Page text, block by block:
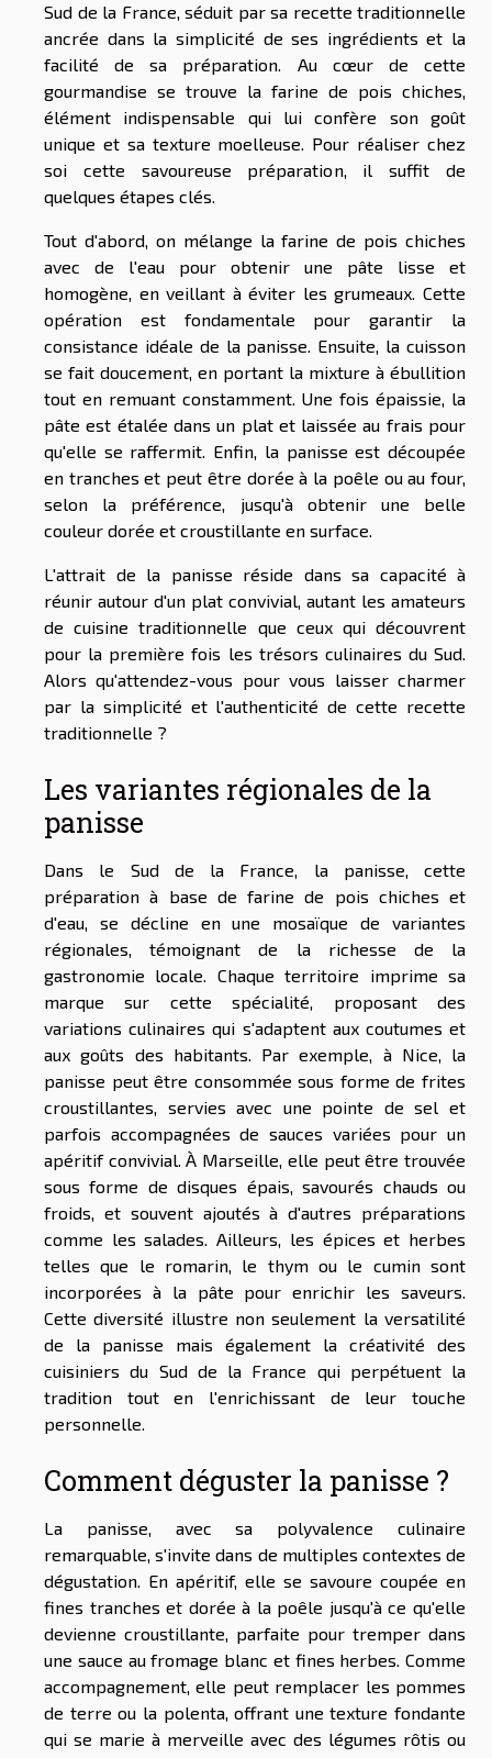
Sud de la France, séduit par sa recette traditionnelle
ancrée dans la simplicité de ses ingrédients et la
facilité de sa préparation. Au cœur de cette
gourmandise se trouve la farine de pois chiches,
élément indispensable qui lui confère son goût
unique et sa texture moelleuse. Pour réaliser chez
soi cette savoureuse préparation, il suffit de
quelques étapes clés.
Tout d'abord, on mélange la farine de pois chiches
avec de l'eau pour obtenir une pâte lisse et
homogène, en veillant à éviter les grumeaux. Cette
opération est fondamentale pour garantir la
consistance idéale de la panisse. Ensuite, la cuisson
se fait doucement, en portant la mixture à ébullition
tout en remuant constamment. Une fois épaissie, la
pâte est étalée dans un plat et laissée au frais pour
qu'elle se raffermit. Enfin, la panisse est découpée
en tranches et peut être dorée à la poêle ou au four,
selon la préférence, jusqu'à obtenir une belle
couleur dorée et croustillante en surface.
L'attrait de la panisse réside dans sa capacité à
réunir autour d'un plat convivial, autant les amateurs
de cuisine traditionnelle que ceux qui découvrent
pour la première fois les trésors culinaires du Sud.
Alors qu'attendez-vous pour vous laisser charmer
par la simplicité et l'authenticité de cette recette
traditionnelle ?
Les variantes régionales de la
panisse
Dans le Sud de la France, la panisse, cette
préparation à base de farine de pois chiches et
d'eau, se décline en une mosaïque de variantes
régionales, témoignant de la richesse de la
gastronomie locale. Chaque territoire imprime sa
marque sur cette spécialité, proposant des
variations culinaires qui s'adaptent aux coutumes et
aux goûts des habitants. Par exemple, à Nice, la
panisse peut être consommée sous forme de frites
croustillantes, servies avec une pointe de sel et
parfois accompagnées de sauces variées pour un
apéritif convivial. À Marseille, elle peut être trouvée
sous forme de disques épais, savourés chauds ou
froids, et souvent ajoutés à d'autres préparations
comme les salades. Ailleurs, les épices et herbes
telles que le romarin, le thym ou le cumin sont
incorporées à la pâte pour enrichir les saveurs.
Cette diversité illustre non seulement la versatilité
de la panisse mais également la créativité des
cuisiniers du Sud de la France qui perpétuent la
tradition tout en l'enrichissant de leur touche
personnelle.
Comment déguster la panisse ?
La panisse, avec sa polyvalence culinaire
remarquable, s'invite dans de multiples contextes de
dégustation. En apéritif, elle se savoure coupée en
fines tranches et dorée à la poêle jusqu'à ce qu'elle
devienne croustillante, parfaite pour tremper dans
une sauce au fromage blanc et fines herbes. Comme
accompagnement, elle peut remplacer les pommes
de terre ou la polenta, offrant une texture fondante
qui se marie à merveille avec des légumes rôtis ou